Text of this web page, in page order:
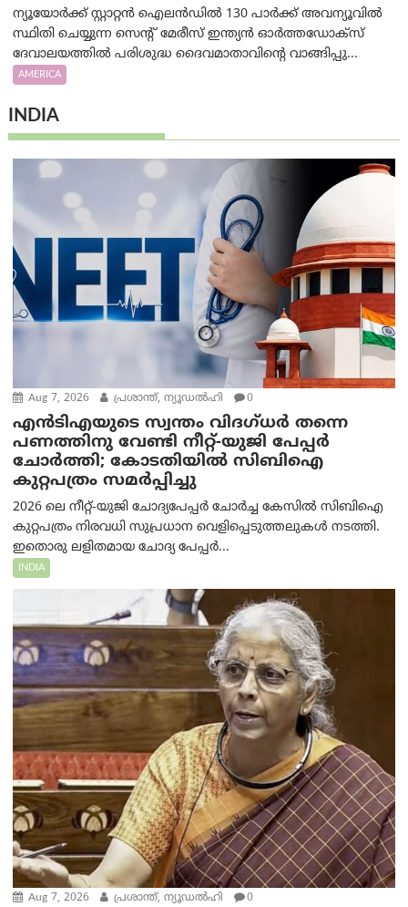
ന്യൂയോർക്ക് സ്റ്റാറ്റൻ ഐലൻഡിൽ 130 പാർക്ക് അവന്യൂവിൽ
സ്ഥിതി ചെയ്യുന്ന സെന്റ് മേരീസ് ഇന്ത്യൻ ഓർത്തഡോക്സ്
ദേവാലയത്തിൽ പരിശുദ്ധ ദൈവമാതാവിന്റെ വാങ്ങിപ്പു...
AMERICA
INDIA
Aug 7, 2026 പ്രശാന്ത്, ന്യൂഡല്‍ഹി 0
എൻ‌ടി‌എയുടെ സ്വന്തം വിദഗ്ധർ തന്നെ
പണത്തിനു വേണ്ടി നീറ്റ്-യു‌ജി പേപ്പർ
ചോർത്തി; കോടതിയില്‍ സിബിഐ
കുറ്റപത്രം സമര്‍പ്പിച്ചു
2026 ലെ നീറ്റ്-യുജി ചോദ്യപേപ്പർ ചോർച്ച കേസിൽ സിബിഐ
കുറ്റപത്രം നിരവധി സുപ്രധാന വെളിപ്പെടുത്തലുകൾ നടത്തി.
ഇതൊരു ലളിതമായ ചോദ്യ പേപ്പർ...
INDIA
Aug 7, 2026 പ്രശാന്ത്, ന്യൂഡല്‍ഹി 0